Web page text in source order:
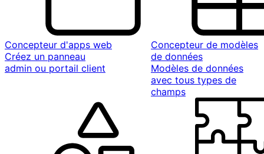
Concepteur d'apps web
Créez un panneau
admin ou portail client
Concepteur de modèles
de données
Modèles de données
avec tous types de
champs